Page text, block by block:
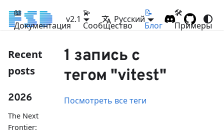
📖
Документация
💫
Сообщество
📝
Блог
🛠
Примеры
v2.1 Русский
Recent
posts
2026
The Next
Frontier:
1 запись с
тегом "vitest"
Посмотреть все теги